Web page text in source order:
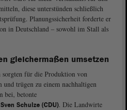
diese unterstünden schließlich
Planungssicherheit forderte er
in Deutschland – sowohl im Stall als
gleichermaßen umsetzen
für die Produktion von
trügen zu einem nachhaltigen
bei, betonte
Schulze (CDU). Die Landwirte